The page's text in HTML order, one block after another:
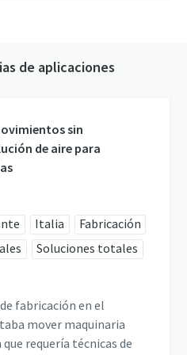
de aplicaciones
sin
de aire para
Italia
Fabricación
Soluciones totales
fabricación en el
mover maquinaria
requería técnicas de